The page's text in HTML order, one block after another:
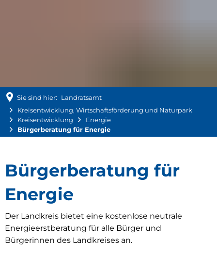
Sie sind hier:
Landratsamt
Kreisentwicklung, Wirtschaftsförderung und Naturpark
Kreisentwicklung
Energie
Bürgerberatung für Energie
Bürgerberatung
für
Energie
Bürgerberatung für
Energie
Der Landkreis bietet eine kostenlose neutrale
Energieerstberatung für alle Bürger und
Bürgerinnen des Landkreises an.